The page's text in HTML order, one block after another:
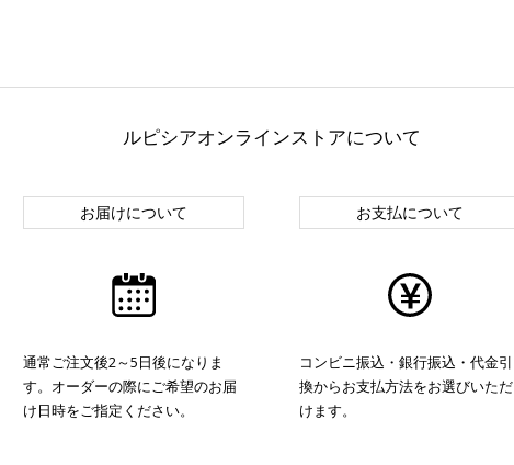
ルピシアオンラインストアについて
お届けについて
通常ご注文後2～5日後になりま
す。オーダーの際にご希望のお届
け日時をご指定ください。
お支払について
コンビニ振込・銀行振込・代金引
換からお支払方法をお選びいただ
けます。